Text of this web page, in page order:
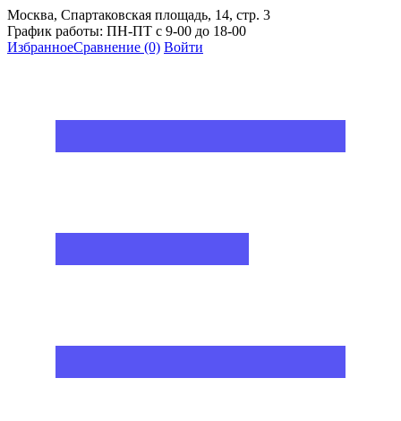
Москва, Спартаковская площадь, 14, стр. 3
График работы: ПН-ПТ с 9-00 до 18-00
ИзбранноеСравнение (0) Войти